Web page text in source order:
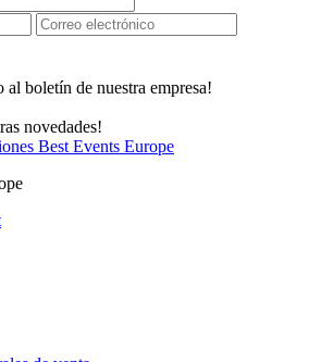
al boletín de nuestra empresa!
novedades!